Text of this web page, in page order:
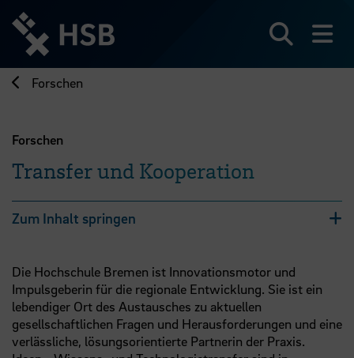
zum
Seiteninhalt
springen
Forschen
Forschen
Transfer und Kooperation
Zum Inhalt springen
Die Hochschule Bremen ist Innovationsmotor und
Impulsgeberin für die regionale Entwicklung. Sie ist ein
lebendiger Ort des Austausches zu aktuellen
gesellschaftlichen Fragen und Herausforderungen und eine
verlässliche, lösungsorientierte Partnerin der Praxis.